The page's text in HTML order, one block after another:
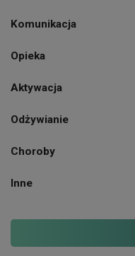
Komunikacja
Opieka
Aktywacja
Odżywianie
Choroby
Inne